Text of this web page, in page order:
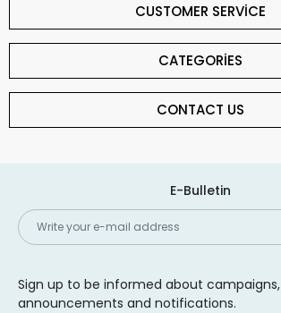
CUSTOMER SERVİCE
CATEGORİES
CONTACT US
E-Bulletin
Sign up to be informed about campaigns,
announcements and notifications.